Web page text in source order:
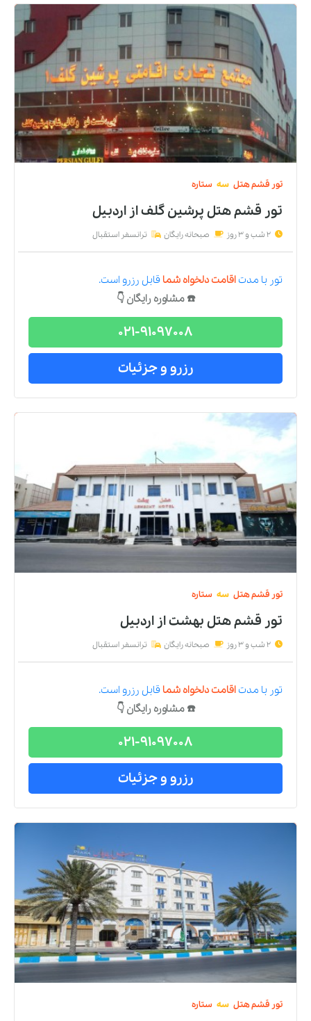
تور قشمهتل سه ستاره
تور قشم هتل پرشین گلفاز اردبیل
2 شب و 3 روز صبحانه رایگان ترانسفر استقبال
تور با مدتاقامت دلخواه شما قابل رزرو است.
☎️ مشاوره رایگان 👇
021-91097008
رزرو و جزئیات
تور قشمهتل سه ستاره
تور قشم هتل بهشتاز اردبیل
2 شب و 3 روز صبحانه رایگان ترانسفر استقبال
تور با مدتاقامت دلخواه شما قابل رزرو است.
☎️ مشاوره رایگان 👇
021-91097008
رزرو و جزئیات
تور قشمهتل سه ستاره